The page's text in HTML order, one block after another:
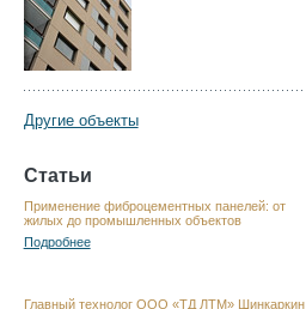
Другие объекты
Статьи
Применение фиброцементных панелей: от
жилых до промышленных объектов
Подробнее
Главный технолог ООО «ТД ЛТМ» Шинкаркин